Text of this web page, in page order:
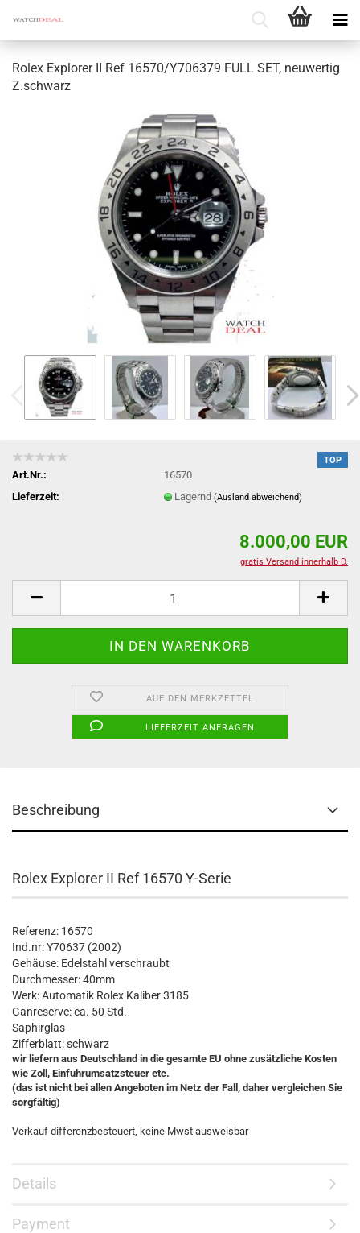
Rolex Ex­plo­rer II Ref 16570/Y706379 FULL SET, neu­wer­tig
Z.schwarz
TOP
Art.Nr.:
16570
Lieferzeit:
Lagernd(Ausland abweichend)
8.000,00 EUR
gratis Versand innerhalb D.
AUF DEN MERKZETTEL
LIEFERZEIT ANFRAGEN
Beschreibung
Rolex Explorer II Ref 16570 Y-Serie
Referenz: 16570
Ind.nr: Y70637 (2002)
Gehäuse: Edelstahl verschraubt
Durchmesser: 40mm
Werk: Automatik Rolex Kaliber 3185
Ganreserve: ca. 50 Std.
Saphirglas
Zifferblatt: schwarz
wir liefern aus Deutschland in die gesamte EU ohne zusätzliche Kosten
wie Zoll, Einfuhrumsatzsteuer etc.
(das ist nicht bei allen Angeboten im Netz der Fall, daher vergleichen Sie
sorgfältig)
Verkauf differenzbesteuert, keine Mwst ausweisbar
Details
Payment